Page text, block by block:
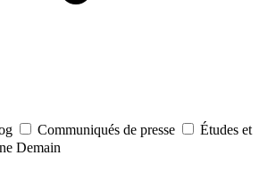
Communiqués de presse
Études et
Demain